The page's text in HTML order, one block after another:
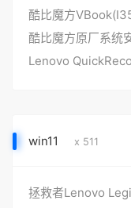
酷比魔方
酷比魔方原厂系统
Lenovo
win11 x 511